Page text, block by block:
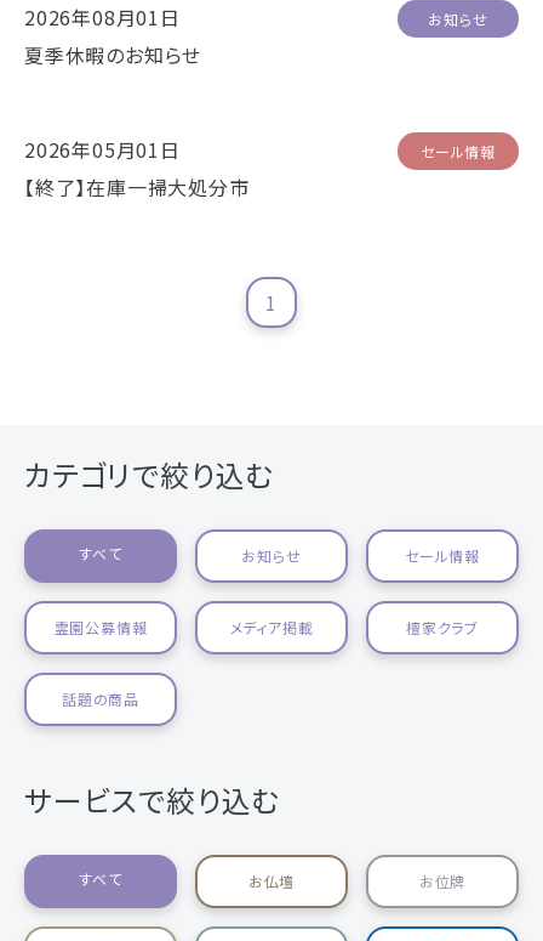
所在地
〒434-0026
静岡県浜松市浜北区東美薗182
地図を開く 店舗評価
藤枝店
お店一覧を見る
樹木葬
- セール情報
- やまき寺子屋教室
- プライバシーポリシー
2026年08月01日 お知らせ
夏季休暇のお知らせ
2026年05月01日 セール情報
【終了】在庫一掃大処分市
1
カテゴリで絞り込む
すべて お知らせ セール情報
霊園公募情報 メディア掲載 檀家クラブ
話題の商品
サービスで絞り込む
すべて お仏壇 お位牌